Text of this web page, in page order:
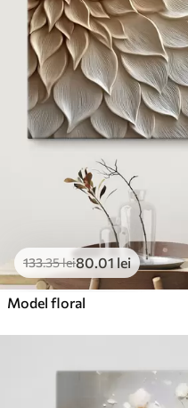
133.35lei80.01 lei
Model floral